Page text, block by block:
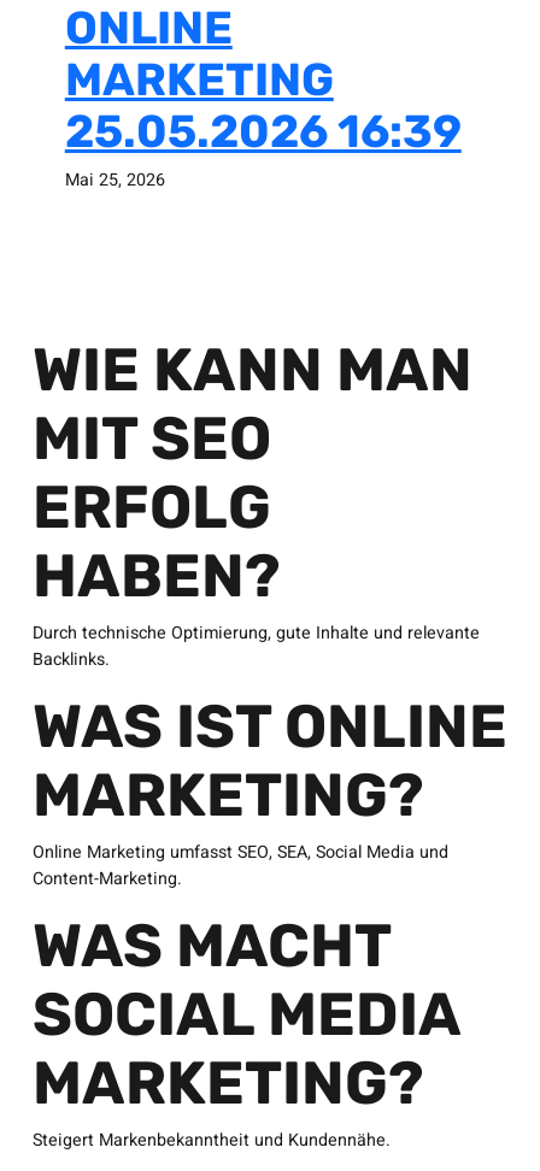
ONLINE
MARKETING
25.05.2026 16:39
Mai 25, 2026
WIE KANN MAN
MIT SEO
ERFOLG
HABEN?
Durch technische Optimierung, gute Inhalte und relevante
Backlinks.
WAS IST ONLINE
MARKETING?
Online Marketing umfasst SEO, SEA, Social Media und
Content-Marketing.
WAS MACHT
SOCIAL MEDIA
MARKETING?
Steigert Markenbekanntheit und Kundennähe.